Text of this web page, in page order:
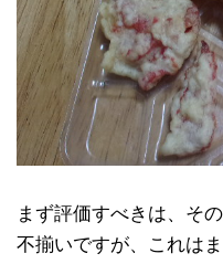
まず評価すべきは、そ
不揃いですが、これは